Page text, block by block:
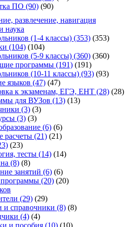
ПО (90) (90)
развлечение, навигация
наука
(1-4 классы) (353) (353)
(104) (104)
(5-9 классы) (360) (360)
программы (191) (191)
(10-11 классы) (93) (93)
языков (47) (47)
к экзаменам, ЕГЭ, ЕНТ (28) (28)
для ВУЗов (13) (13)
(3) (3)
(3) (3)
(6) (6)
расчеты (21) (21)
(23)
тесты (14) (14)
(8) (8)
занятий (6) (6)
(20) (20)
(29) (29)
и справочники (8) (8)
(4) (4)